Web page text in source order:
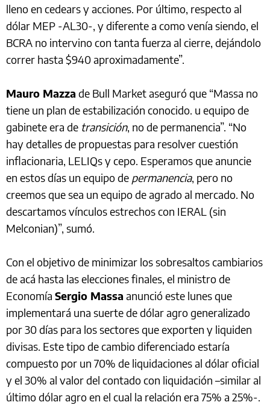
lleno en cedears y acciones. Por último, respecto al
dólar MEP -AL30-, y diferente a como venía siendo, el
BCRA no intervino con tanta fuerza al cierre, dejándolo
correr hasta $940 aproximadamente”.
Mauro Mazza de Bull Market aseguró que “Massa no
tiene un plan de estabilización conocido. u equipo de
gabinete era de transición, no de permanencia”. “No
hay detalles de propuestas para resolver cuestión
inflacionaria, LELIQs y cepo. Esperamos que anuncie
en estos días un equipo de permanencia, pero no
creemos que sea un equipo de agrado al mercado. No
descartamos vínculos estrechos con IERAL (sin
Melconian)”, sumó.
Con el objetivo de minimizar los sobresaltos cambiarios
de acá hasta las elecciones finales, el ministro de
Economía Sergio Massa anunció este lunes que
implementará una suerte de dólar agro generalizado
por 30 días para los sectores que exporten y liquiden
divisas. Este tipo de cambio diferenciado estaría
compuesto por un 70% de liquidaciones al dólar oficial
y el 30% al valor del contado con liquidación –similar al
último dólar agro en el cual la relación era 75% a 25%-.